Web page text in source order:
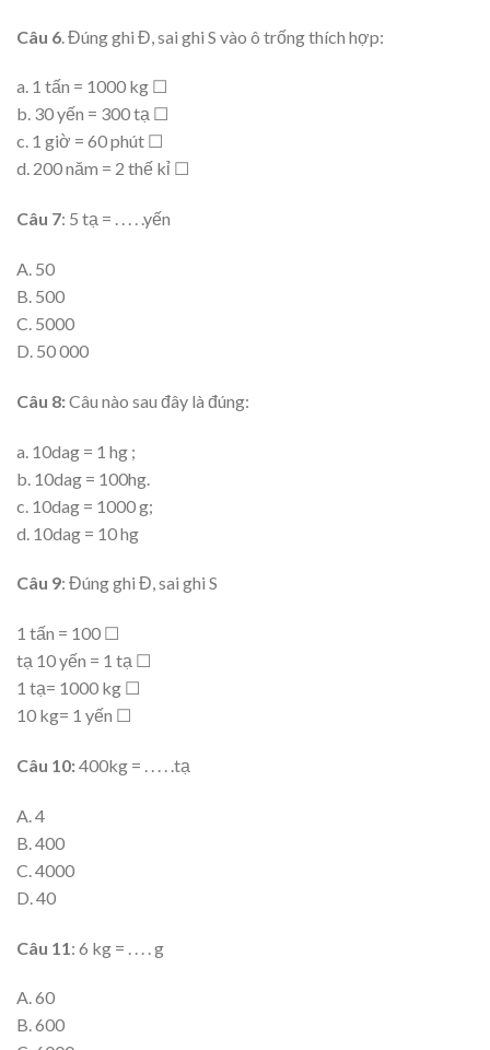
Câu 6 . Đúng ghi Đ, sai ghi S vào ô trống thích hợp:
a. 1 tấn = 1000 kg ☐
b. 30 yến = 300 tạ ☐
c. 1 giờ = 60 phút ☐
d. 200 năm = 2 thế kỉ ☐
Câu 7: 5 tạ = . . . . .yến
A. 50
B. 500
C. 5000
D. 50 000
Câu 8:Câu nào sau đây là đúng:
a. 10dag = 1 hg ;
b. 10dag = 100hg.
c. 10dag = 1000 g;
d. 10dag = 10 hg
Câu 9: Đúng ghi Đ, sai ghi S
1 tấn = 100 ☐
tạ 10 yến = 1 tạ ☐
1 tạ= 1000 kg ☐
10 kg= 1 yến ☐
Câu 10:400kg = . . . . .tạ
A. 4
B. 400
C. 4000
D. 40
Câu 11 : 6 kg = . . . . g
A. 60
B. 600